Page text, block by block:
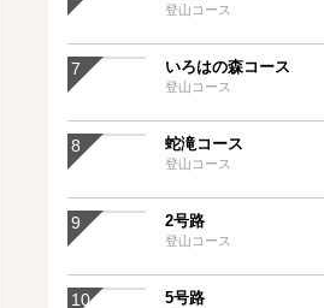
登山コース
いろはの森コース
登山コース
蛇滝コース
登山コース
2号路
登山コース
5号路